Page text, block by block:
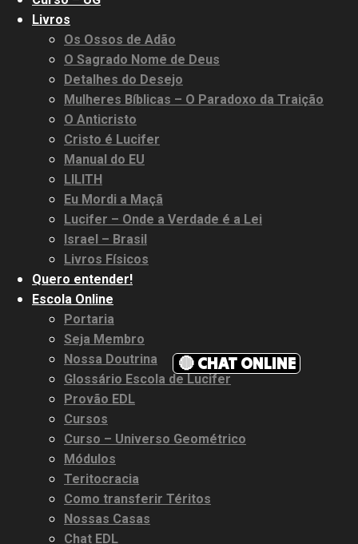
🔴 CHAT ONLINE
Livros
Os Ossos de Adão
O Sagrado Nome de Deus
Detalhes do Desejo
Mulheres Bíblicas – O Paradoxo da Traição
O Anticristo
Cristo é Lucifer
Manual do EU
LILITH
Eu Mordi a Maçã
Lucifer – Onde a Verdade é a Lei
Israel – Brasil
Livros Físicos
Quero entender!
Escola Online
Portaria
Seja Membro
Nossa Doutrina
Glossário Escola de Lucifer
Provão EDL
Cursos
Curso – Universo Geométrico
Módulos
Teritocracia
Como transferir Téritos
Nossas Casas
Chat EDL